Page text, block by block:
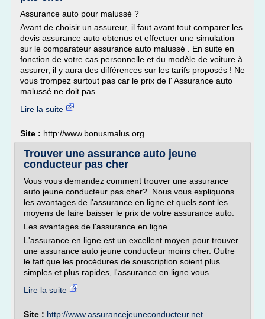
Assurance auto pour malussé ?
Avant de choisir un assureur, il faut avant tout comparer les
devis assurance auto obtenus et effectuer une simulation
sur le comparateur assurance auto malussé . En suite en
fonction de votre cas personnelle et du modèle de voiture à
assurer, il y aura des différences sur les tarifs proposés ! Ne
vous trompez surtout pas car le prix de l' Assurance auto
malussé ne doit pas...
Lire la suite
Site : http://www.bonusmalus.org
Trouver une assurance auto jeune
conducteur pas cher
Vous vous demandez comment trouver une assurance
auto jeune conducteur pas cher? Nous vous expliquons
les avantages de l'assurance en ligne et quels sont les
moyens de faire baisser le prix de votre assurance auto.
Les avantages de l'assurance en ligne
L'assurance en ligne est un excellent moyen pour trouver
une assurance auto jeune conducteur moins cher. Outre
le fait que les procédures de souscription soient plus
simples et plus rapides, l'assurance en ligne vous...
Lire la suite
Site : http://www.assurancejeuneconducteur.net